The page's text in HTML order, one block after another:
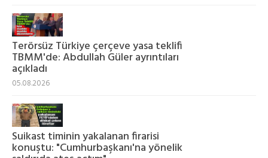
Terörsüz Türkiye çerçeve yasa teklifi
TBMM'de: Abdullah Güler ayrıntıları
açıkladı
05.08.2026
Suikast timinin yakalanan firarisi
konuştu: "Cumhurbaşkanı'na yönelik